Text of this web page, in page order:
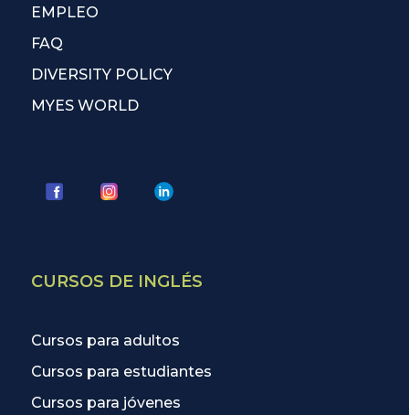
EMPLEO
FAQ
DIVERSITY POLICY
MYES WORLD
CURSOS DE INGLÉS
Cursos para adultos
Cursos para estudiantes
Cursos para jóvenes